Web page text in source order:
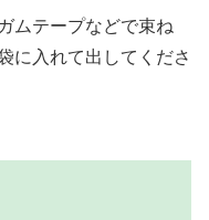
ムテープなどで束ね
に入れて出してくださ